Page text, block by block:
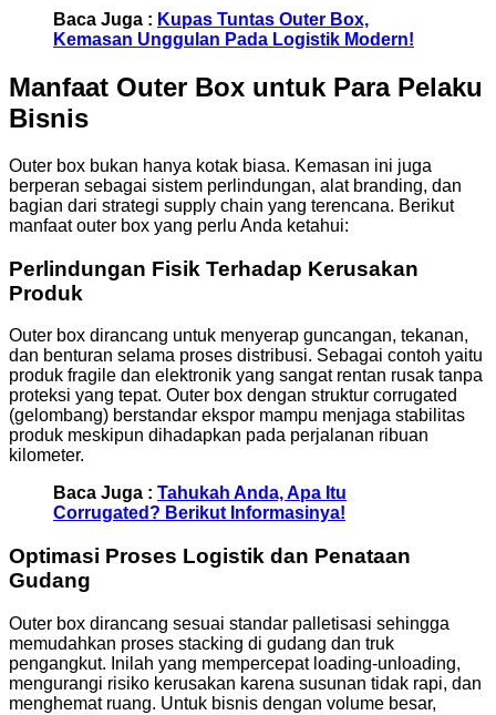
Baca Juga : Kupas Tuntas Outer Box,
Kemasan Unggulan Pada Logistik Modern!
Manfaat Outer Box untuk Para Pelaku
Bisnis
Outer box bukan hanya kotak biasa. Kemasan ini juga
berperan sebagai sistem perlindungan, alat branding, dan
bagian dari strategi supply chain yang terencana. Berikut
manfaat outer box yang perlu Anda ketahui:
Perlindungan Fisik Terhadap Kerusakan
Produk
Outer box dirancang untuk menyerap guncangan, tekanan,
dan benturan selama proses distribusi. Sebagai contoh yaitu
produk fragile dan elektronik yang sangat rentan rusak tanpa
proteksi yang tepat. Outer box dengan struktur corrugated
(gelombang) berstandar ekspor mampu menjaga stabilitas
produk meskipun dihadapkan pada perjalanan ribuan
kilometer.
Baca Juga : Tahukah Anda, Apa Itu
Corrugated? Berikut Informasinya!
Optimasi Proses Logistik dan Penataan
Gudang
Outer box dirancang sesuai standar palletisasi sehingga
memudahkan proses stacking di gudang dan truk
pengangkut. Inilah yang mempercepat loading-unloading,
mengurangi risiko kerusakan karena susunan tidak rapi, dan
menghemat ruang. Untuk bisnis dengan volume besar,